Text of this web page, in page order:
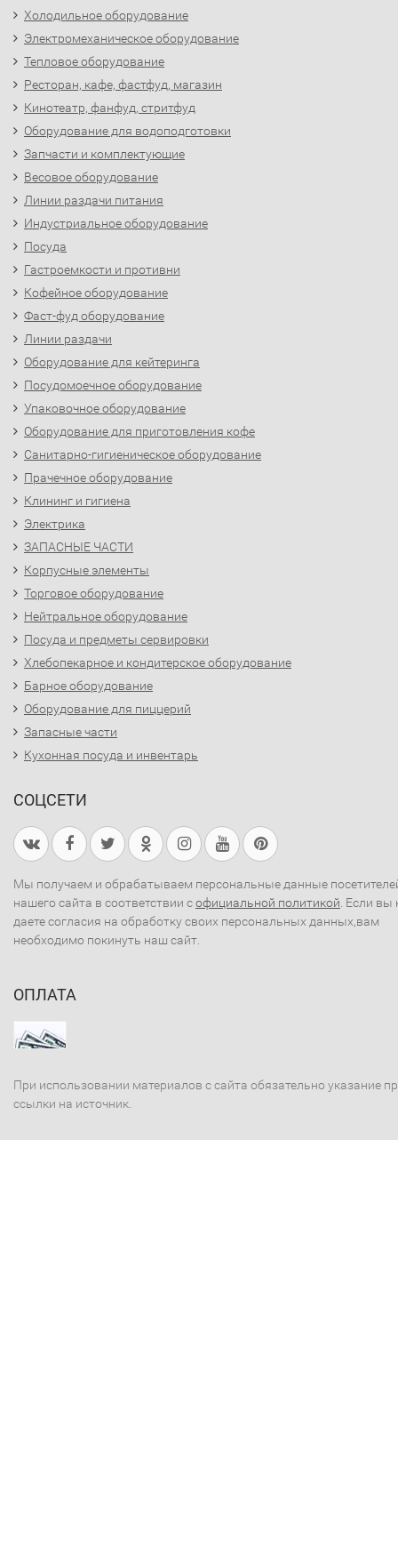
Холодильное оборудование
Электромеханическое оборудование
Тепловое оборудование
Ресторан, кафе, фастфуд, магазин
Кинотеатр, фанфуд, стритфуд
Оборудование для водоподготовки
Запчасти и комплектующие
Весовое оборудование
Линии раздачи питания
Индустриальное оборудование
Посуда
Гастроемкости и противни
Кофейное оборудование
Фаст-фуд оборудование
Линии раздачи
Оборудование для кейтеринга
Посудомоечное оборудование
Упаковочное оборудование
Оборудование для приготовления кофе
Санитарно-гигиеническое оборудование
Прачечное оборудование
Клининг и гигиена
Электрика
ЗАПАСНЫЕ ЧАСТИ
Корпусные элементы
Торговое оборудование
Нейтральное оборудование
Посуда и предметы сервировки
Хлебопекарное и кондитерское оборудование
Барное оборудование
Оборудование для пиццерий
Запасные части
Кухонная посуда и инвентарь
СОЦСЕТИ
Мы получаем и обрабатываем персональные данные
нашего сайта в соответствии софициальной политикой . Если вы
даете согласия на обработку своих персональных данных,вам
необходимо покинуть наш сайт.
ОПЛАТА
При использовании материалов с сайта обязательно указание
ссылки на источник.